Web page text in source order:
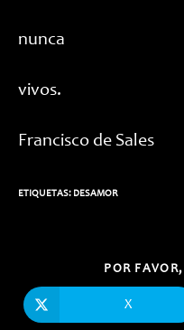
nunca
vivos.
Francisco de Sales
ETIQUETAS: DESAMOR
POR
abre
X